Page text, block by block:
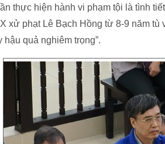
thực hiện hành vi phạm tội là tình
xử phạt Lê Bạch Hồng từ 8-9 năm tù
hậu quả nghiêm trọng”.